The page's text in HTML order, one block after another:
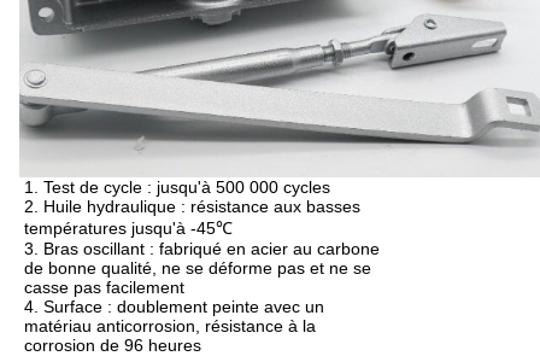
1. Test de cycle : jusqu'à 500 000 cycles
2. Huile hydraulique : résistance aux basses
températures jusqu'à -45℃
3. Bras oscillant : fabriqué en acier au carbone
de bonne qualité, ne se déforme pas et ne se
casse pas facilement
4. Surface : doublement peinte avec un
matériau anticorrosion, résistance à la
corrosion de 96 heures